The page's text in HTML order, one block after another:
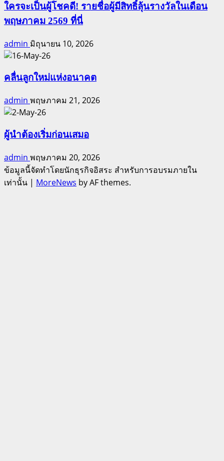
ใครจะเป็นผู้โชคดี! รายชื่อผู้มีสิทธิ์ลุ้นรางวัลในเดือน
พฤษภาคม 2569 ที่นี่
admin มิถุนายน 10, 2026
คลื่นลูกใหม่แห่งอนาคต
admin พฤษภาคม 21, 2026
ผู้นำต้องเริ่มก่อนเสมอ
admin พฤษภาคม 20, 2026
ข้อมูลนี้จัดทำโดยนักธุรกิจอิสระ สำหรับการอบรมภายใน
เท่านั้น | MoreNews by AF themes.